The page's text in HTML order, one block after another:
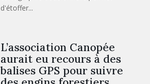
d'étoffer...
L’association Canopée
aurait eu recours à des
balises GPS pour suivre